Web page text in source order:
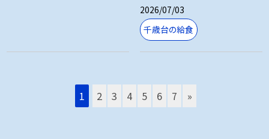
2026/07/03
千歳台の給食
1 2 3 4 5 6 7 »